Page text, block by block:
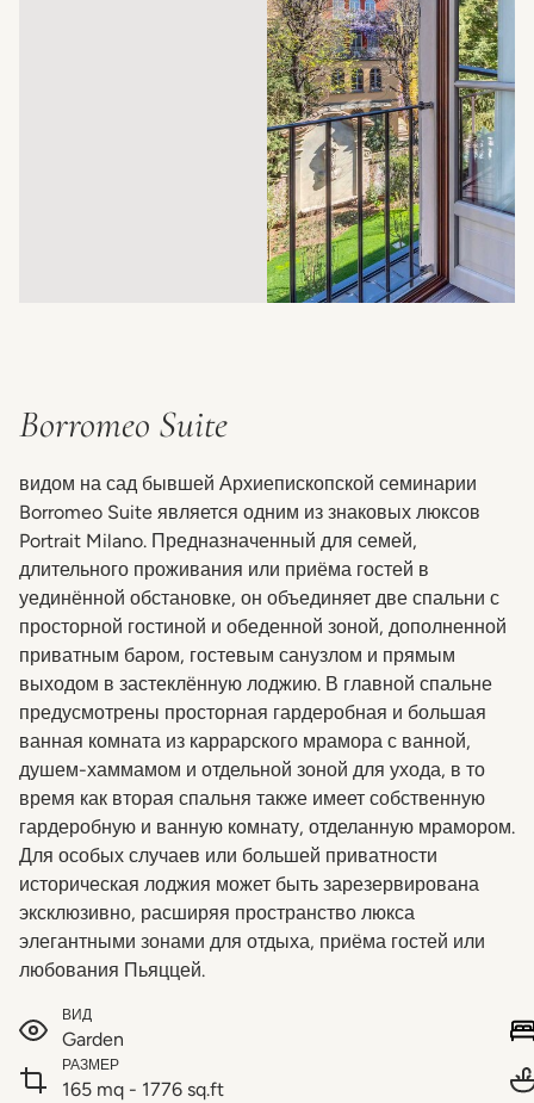
Borromeo Suite
видом на сад бывшей Архиепископской семинарии
Borromeo Suite является одним из знаковых люксов
Portrait Milano. Предназначенный для семей,
длительного проживания или приёма гостей в
уединённой обстановке, он объединяет две спальни с
просторной гостиной и обеденной зоной, дополненной
приватным баром, гостевым санузлом и прямым
выходом в застеклённую лоджию. В главной спальне
предусмотрены просторная гардеробная и большая
ванная комната из каррарского мрамора с ванной,
душем-хаммамом и отдельной зоной для ухода, в то
время как вторая спальня также имеет собственную
гардеробную и ванную комнату, отделанную мрамором.
Для особых случаев или большей приватности
историческая лоджия может быть зарезервирована
эксклюзивно, расширяя пространство люкса
элегантными зонами для отдыха, приёма гостей или
любования Пьяццей.
ВИД
Garden
РАЗМЕР
165 mq - 1776 sq.ft